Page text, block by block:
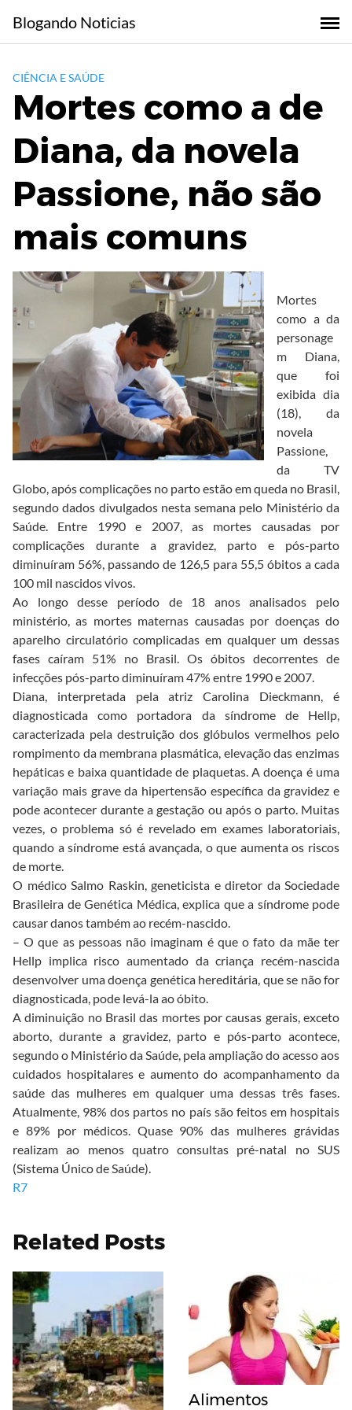
content
Blogando Noticias
CIÊNCIA E SAÚDE
Mortes como a de
Diana, da novela
Passione, não são
mais comuns
Mortes
como a da
personage
m Diana,
que foi
exibida dia
(18), da
novela
Passione,
da TV
Globo, após complicações no parto estão em queda no Brasil,
segundo dados divulgados nesta semana pelo Ministério da
Saúde. Entre 1990 e 2007, as mortes causadas por
complicações durante a gravidez, parto e pós-parto
diminuíram 56%, passando de 126,5 para 55,5 óbitos a cada
100 mil nascidos vivos.
Ao longo desse período de 18 anos analisados pelo
ministério, as mortes maternas causadas por doenças do
aparelho circulatório complicadas em qualquer um dessas
fases caíram 51% no Brasil. Os óbitos decorrentes de
infecções pós-parto diminuíram 47% entre 1990 e 2007.
Diana, interpretada pela atriz Carolina Dieckmann, é
diagnosticada como portadora da síndrome de Hellp,
caracterizada pela destruição dos glóbulos vermelhos pelo
rompimento da membrana plasmática, elevação das enzimas
hepáticas e baixa quantidade de plaquetas. A doença é uma
variação mais grave da hipertensão específica da gravidez e
pode acontecer durante a gestação ou após o parto. Muitas
vezes, o problema só é revelado em exames laboratoriais,
quando a síndrome está avançada, o que aumenta os riscos
de morte.
O médico Salmo Raskin, geneticista e diretor da Sociedade
Brasileira de Genética Médica, explica que a síndrome pode
causar danos também ao recém-nascido.
– O que as pessoas não imaginam é que o fato da mãe ter
Hellp implica risco aumentado da criança recém-nascida
desenvolver uma doença genética hereditária, que se não for
diagnosticada, pode levá-la ao óbito.
A diminuição no Brasil das mortes por causas gerais, exceto
aborto, durante a gravidez, parto e pós-parto acontece,
segundo o Ministério da Saúde, pela ampliação do acesso aos
cuidados hospitalares e aumento do acompanhamento da
saúde das mulheres em qualquer uma dessas três fases.
Atualmente, 98% dos partos no país são feitos em hospitais
e 89% por médicos. Quase 90% das mulheres grávidas
realizam ao menos quatro consultas pré-natal no SUS
(Sistema Único de Saúde).
R7
Related Posts
Alimentos